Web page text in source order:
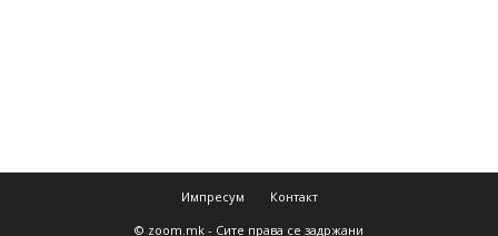
Импресум
Контакт
© zoom.mk - Сите права се задржани